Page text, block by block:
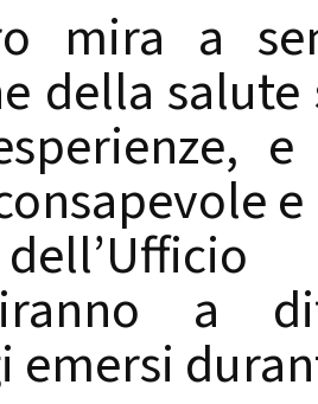
mira a
della
a
emersi